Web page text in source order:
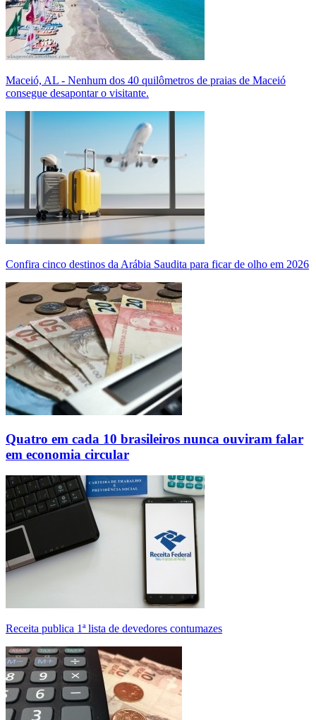
Maceió, AL - Nenhum dos 40 quilômetros de praias de Maceió
consegue desapontar o visitante.
Confira cinco destinos da Arábia Saudita para ficar de olho em 2026
Quatro em cada 10 brasileiros nunca ouviram falar
em economia circular
Receita publica 1ª lista de devedores contumazes